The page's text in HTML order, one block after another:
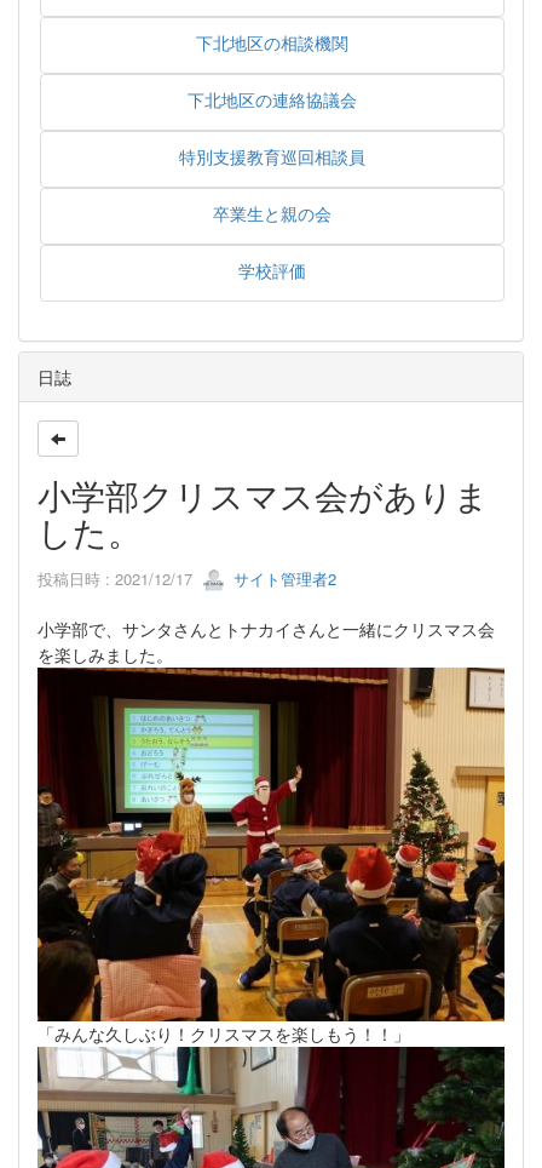
下北地区の相談機関
下北地区の連絡協議会
特別支援教育巡回相談員
卒業生と親の会
学校評価
日誌
小学部クリスマス会がありま
した。
投稿日時 : 2021/12/17 サイト管理者2
小学部で、サンタさんとトナカイさんと一緒にクリスマス会
を楽しみました。
「みんな久しぶり！クリスマスを楽しもう！！」